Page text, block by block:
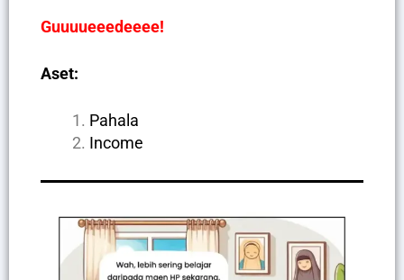
Guuuueeedeeee!
Aset:
Pahala
Income